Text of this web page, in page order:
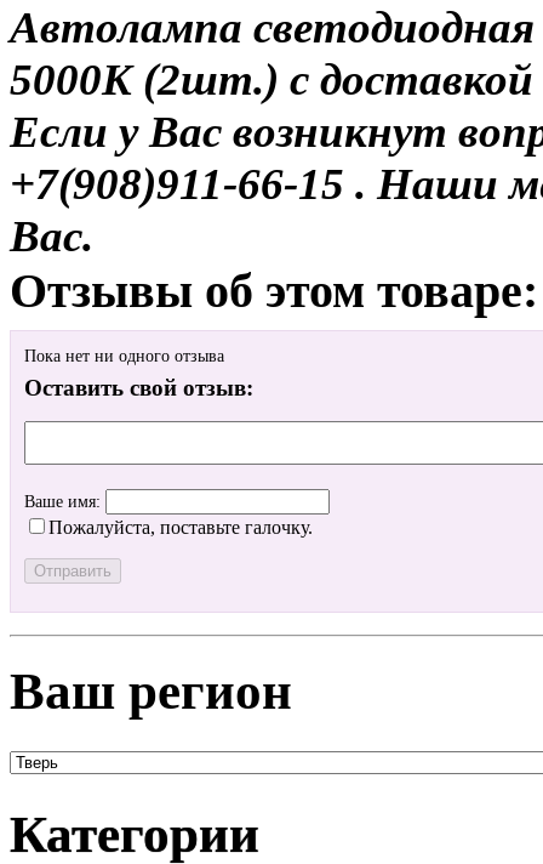
Автолампа
5000K (2шт.) с доставкой
Если у Вас возникнут
+7(908)911-66-15 . Наши
Вас.
Отзывы об этом товаре:
Пока нет ни одного отзыва
Оставить свой отзыв:
Ваше имя:
Пожалуйста, поставьте галочку.
Ваш регион
Категории